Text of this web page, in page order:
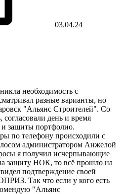
03.04.24
необходимость с
разные варианты, но
"Альянс Строителей". Со
согласовали день и время
и защиты портфолио.
по телефону происходили с
администратором Анжелой
я получил исчерпывающие
защиту НОК, то всё прошло на
подтверждение своей
Так что если у кого есть
"Альянс